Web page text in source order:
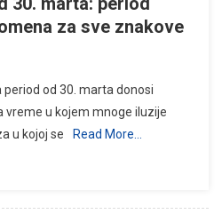
za sve znakove
od 30. marta donosi
vreme u kojem mnoge iluzije
u kojoj se
Read More…